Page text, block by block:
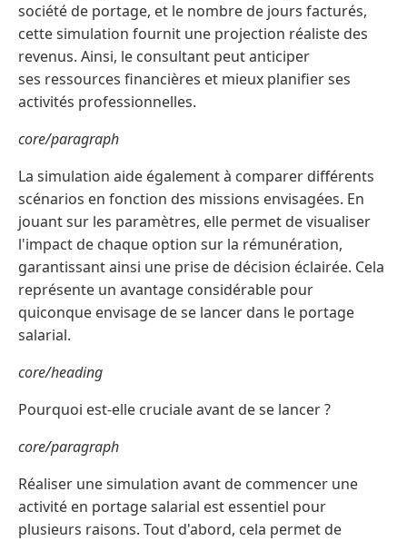
société de portage, et le nombre de jours facturés,
cette simulation fournit une projection réaliste des
revenus. Ainsi, le consultant peut anticiper
ses ressources financières et mieux planifier ses
activités professionnelles.
core/paragraph
La simulation aide également à comparer différents
scénarios en fonction des missions envisagées. En
jouant sur les paramètres, elle permet de visualiser
l'impact de chaque option sur la rémunération,
garantissant ainsi une prise de décision éclairée. Cela
représente un avantage considérable pour
quiconque envisage de se lancer dans le portage
salarial.
core/heading
Pourquoi est-elle cruciale avant de se lancer ?
core/paragraph
Réaliser une simulation avant de commencer une
activité en portage salarial est essentiel pour
plusieurs raisons. Tout d'abord, cela permet de